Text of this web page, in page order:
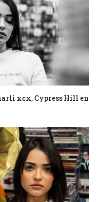
xcx, Cypress Hill en